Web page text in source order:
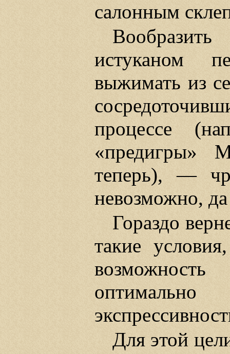
салонным
истуканом
выжимать из
процессе
«предигры»
теперь), —
невозможно,
Гораздо
такие
Для этой